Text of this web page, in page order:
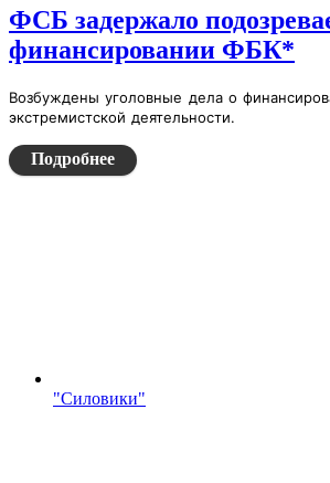
ФСБ задержало
финансировании ФБК*
Возбуждены уголовные дела о
экстремистской деятельности.
Подробнее
"Силовики"